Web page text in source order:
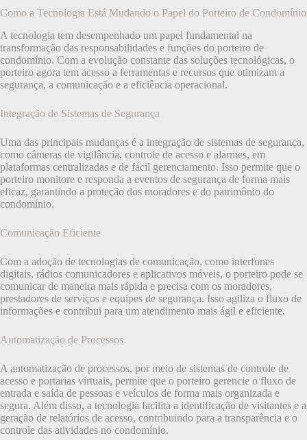
Como a Tecnologia Está Mudando o Papel do Porteiro de Condomínio
A tecnologia tem desempenhado um papel fundamental na
transformação das responsabilidades e funções do porteiro de
condomínio. Com a evolução constante das soluções tecnológicas, o
porteiro agora tem acesso a ferramentas e recursos que otimizam a
segurança, a comunicação e a eficiência operacional.
Integração de Sistemas de Segurança
Uma das principais mudanças é a integração de sistemas de segurança,
como câmeras de vigilância, controle de acesso e alarmes, em
plataformas centralizadas e de fácil gerenciamento. Isso permite que o
porteiro monitore e responda a eventos de segurança de forma mais
eficaz, garantindo a proteção dos moradores e do patrimônio do
condomínio.
Comunicação Eficiente
Com a adoção de tecnologias de comunicação, como interfones
digitais, rádios comunicadores e aplicativos móveis, o porteiro pode se
comunicar de maneira mais rápida e precisa com os moradores,
prestadores de serviços e equipes de segurança. Isso agiliza o fluxo de
informações e contribui para um atendimento mais ágil e eficiente.
Automatização de Processos
A automatização de processos, por meio de sistemas de controle de
acesso e portarias virtuais, permite que o porteiro gerencie o fluxo de
entrada e saída de pessoas e veículos de forma mais organizada e
segura. Além disso, a tecnologia facilita a identificação de visitantes e a
geração de relatórios de acesso, contribuindo para a transparência e o
controle das atividades no condomínio.